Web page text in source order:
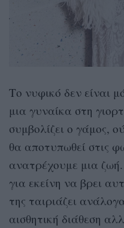
Το νυφικό δεν είναι
μια γυναίκα στη
συμβολίζει ο γάμος,
θα αποτυπωθεί στις
ανατρέχουμε μια ζωή.
για εκείνη να βρει
της ταιριάζει
αισθητική διάθεση